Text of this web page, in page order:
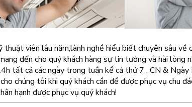
thuật viên lâu năm,lành nghề hiểu biết chuyên sâu
đến cho quý khách hàng sự tin tưởng và hài lòng
tất cả các ngày trong tuần kể cả thứ 7 , CN & Ngày
chúng tôi khi quý khách cần để được phục vụ chu
hạnh được phục vụ quý khách!